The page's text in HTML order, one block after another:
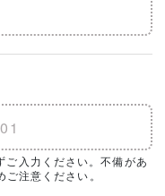
ご入力ください。不備があ
注意ください。